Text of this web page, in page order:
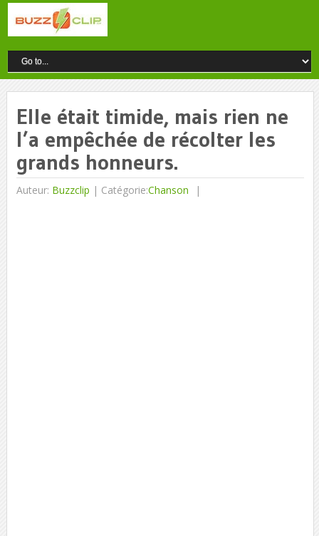
Elle était timide, mais rien ne
l’a empêchée de récolter les
grands honneurs.
Auteur: Buzzclip | Catégorie:Chanson